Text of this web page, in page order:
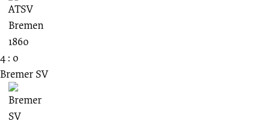
4 : 0
Bremer SV